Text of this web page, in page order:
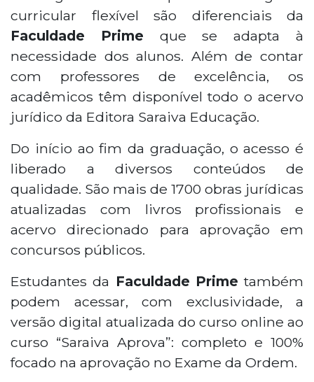
curricular flexível são diferenciais da
Faculdade Prime que se adapta à
necessidade dos alunos. Além de contar
com professores de excelência, os
acadêmicos têm disponível todo o acervo
jurídico da Editora Saraiva Educação.
Do início ao fim da graduação, o acesso é
liberado a diversos conteúdos de
qualidade. São mais de 1700 obras jurídicas
atualizadas com livros profissionais e
acervo direcionado para aprovação em
concursos públicos.
Estudantes da Faculdade Prime também
podem acessar, com exclusividade, a
versão digital atualizada do curso online ao
curso “Saraiva Aprova”: completo e 100%
focado na aprovação no Exame da Ordem.